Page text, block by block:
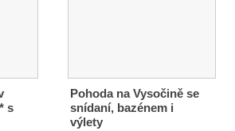
s
Pohoda na Vysočině se
snídaní, bazénem i
výlety